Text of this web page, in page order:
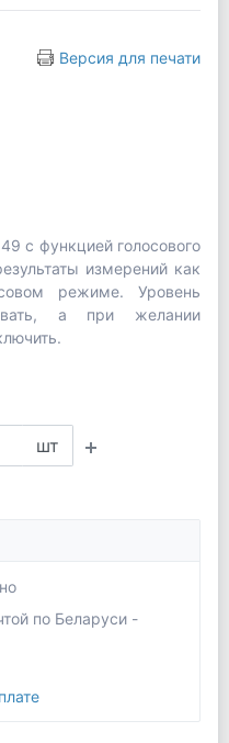
Версия для печати
с функцией голосового
измерений как
режиме. Уровень
а при желании
шт
по Беларуси -